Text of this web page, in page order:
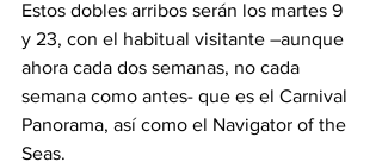
Estos dobles arribos serán los martes 9
y 23, con el habitual visitante –aunque
ahora cada dos semanas, no cada
semana como antes- que es el Carnival
Panorama, así como el Navigator of the
Seas.